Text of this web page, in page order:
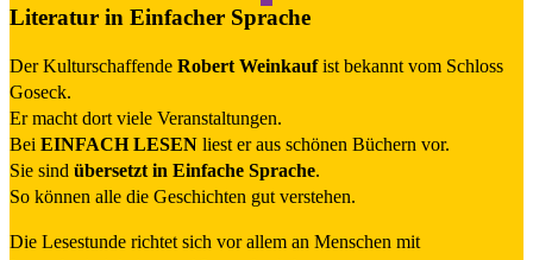
Literatur in Einfacher Sprache
Der Kulturschaffende Robert Weinkaufist bekannt vom Schloss
Goseck.
Er macht dort viele Veranstaltungen.
Bei EINFACH LESEN liest er aus schönen Büchern vor.
Sie sind übersetzt in Einfache Sprache.
So können alle die Geschichten gut verstehen.
Die Lesestunde richtet sich vor allem an Menschen mit